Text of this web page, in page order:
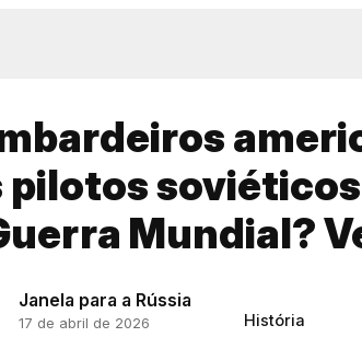
Mundial?
Janela para a Rússia
17 de abril de 2026 História